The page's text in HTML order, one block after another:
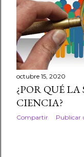
octubre 15, 2020
¿POR QUÉ
CIENCIA?
Compartir Publicar